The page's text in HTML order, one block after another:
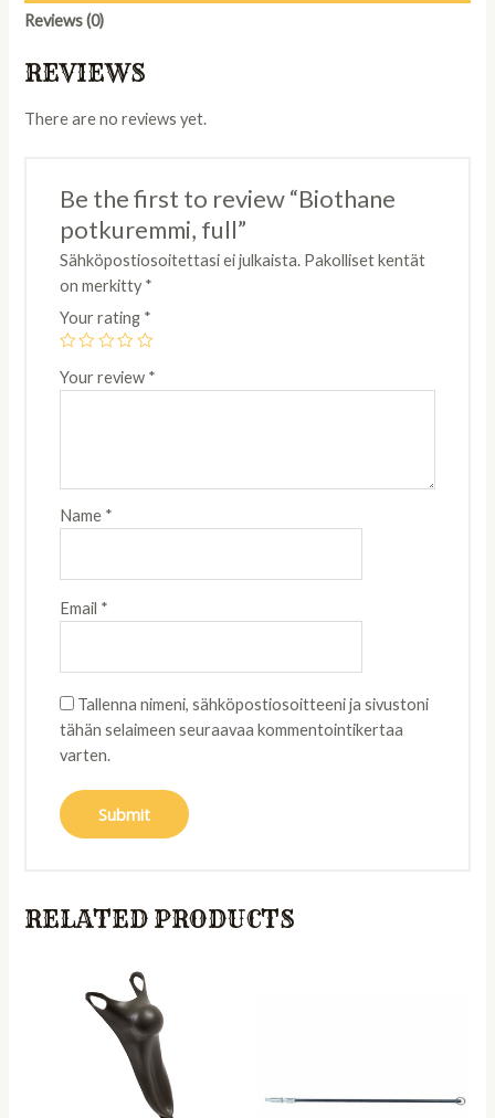
Reviews (0)
REVIEWS
There are no reviews yet.
Be the first to review “Biothane
potkuremmi, full”
Sähköpostiosoitettasi ei julkaista. Pakolliset kentät
on merkitty*
Your rating *
Your review *
Name *
Email *
Tallenna nimeni, sähköpostiosoitteeni ja sivustoni
tähän selaimeen seuraavaa kommentointikertaa
varten.
RELATED PRODUCTS